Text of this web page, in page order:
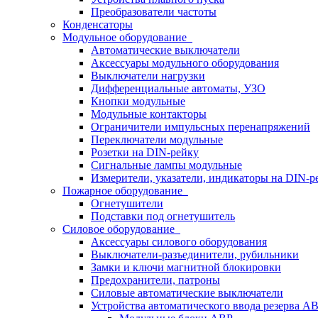
Преобразователи частоты
Конденсаторы
Модульное оборудование
Автоматические выключатели
Аксессуары модульного оборудования
Выключатели нагрузки
Дифференциальные автоматы, УЗО
Кнопки модульные
Модульные контакторы
Ограничители импульсных перенапряжений
Переключатели модульные
Розетки на DIN-рейку
Сигнальные лампы модульные
Измерители, указатели, индикаторы на DIN-
Пожарное оборудование
Огнетушители
Подставки под огнетушитель
Силовое оборудование
Аксессуары силового оборудования
Выключатели-разъединители, рубильники
Замки и ключи магнитной блокировки
Предохранители, патроны
Силовые автоматические выключатели
Устройства автоматического ввода резерва